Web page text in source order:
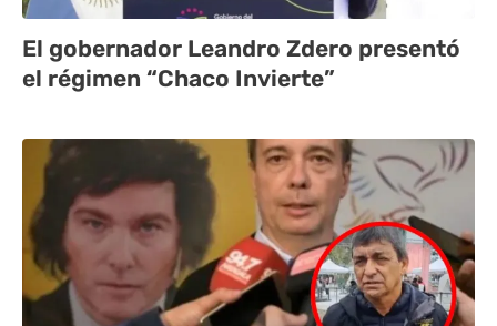
El gobernador Leandro Zdero presentó
el régimen “Chaco Invierte”